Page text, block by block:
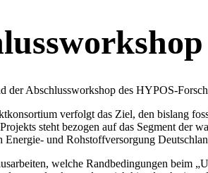
der Abschlussworkshop des HYPOS-
verfolgt das Ziel, den bislang
steht bezogen auf das Segment der
Energie- und Rohstoffversorgung
welche Randbedingungen beim